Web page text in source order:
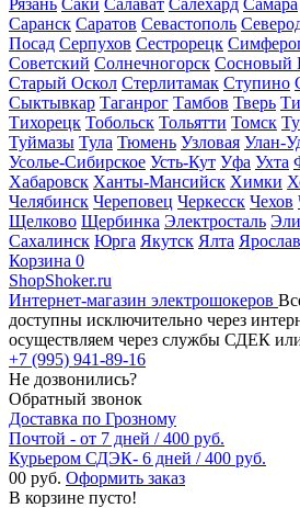
Рязань Саки Салават Салехард Самара
Саранск Саратов Севастополь
Посад Серпухов Сестрорецк
Советский Солнечногорск Сосновый
Старый Оскол Стерлитамак Ступино
Сыктывкар Таганрог Тамбов Тверь
Тихорецк Тобольск Тольятти Томск
Туймазы Тула Тюмень Узловая Улан-
Усолье-Сибирское Усть-Кут Уфа Ухта
Хабаровск Ханты-Мансийск Химки
Челябинск Череповец Черкесск Чехов
Щелково Щербинка Электросталь
Сахалинск Юрга Якутск Ялта
Корзина 0
ShopShoker.ru
Интернет-магазин электрошокеров
доступны исключительно через
осуществляем через службы СДЕК
+7 (995) 941-89-16
Не дозвонились?
Обратный звонок
Доставка по Грозному
Почтой - от 7 дней / 400 руб.
Курьером СДЭК- 6 дней / 400 руб.
00 руб. Оформить заказ
В корзине пусто!